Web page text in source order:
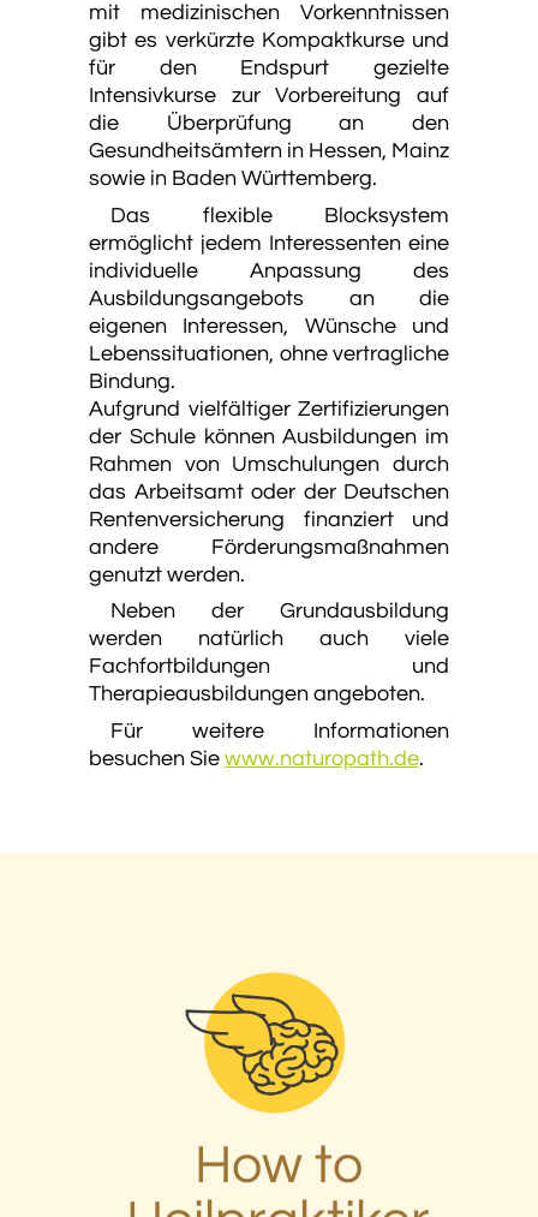
mit medizinischen Vorkenntnissen
gibt es verkürzte Kompaktkurse und
für den Endspurt gezielte
Intensivkurse zur Vorbereitung auf
die Überprüfung an den
Gesundheitsämtern in Hessen, Mainz
sowie in Baden Württemberg.
Das flexible Blocksystem
ermöglicht jedem Interessenten eine
individuelle Anpassung des
Ausbildungsangebots an die
eigenen Interessen, Wünsche und
Lebenssituationen, ohne vertragliche
Bindung.
Aufgrund vielfältiger Zertifizierungen
der Schule können Ausbildungen im
Rahmen von Umschulungen durch
das Arbeitsamt oder der Deutschen
Rentenversicherung finanziert und
andere Förderungsmaßnahmen
genutzt werden.
Neben der Grundausbildung
werden natürlich auch viele
Fachfortbildungen und
Therapieausbildungen angeboten.
Für weitere Informationen
besuchen Sie www.naturopath.de.
How to